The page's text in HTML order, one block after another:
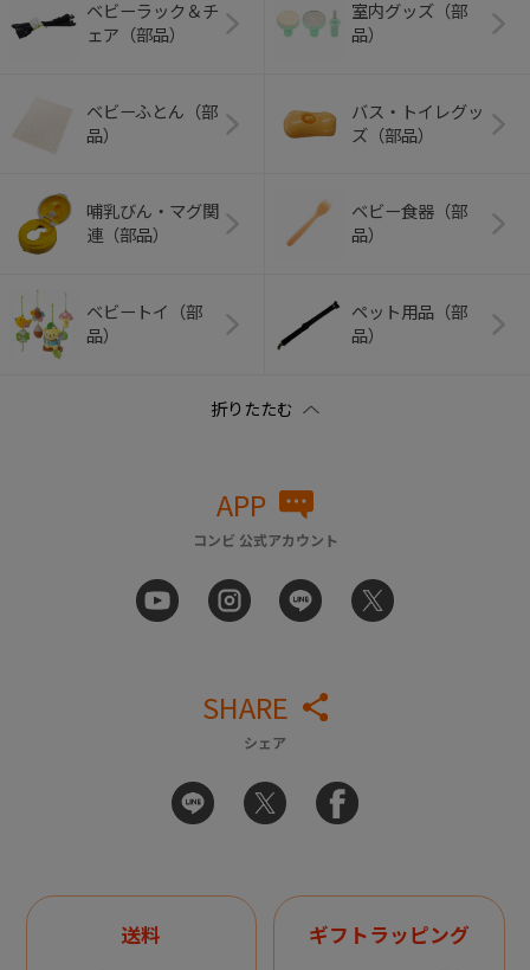
ベビーラック＆チ
ェア（部品）
室内グッズ（部
品）
ベビーふとん（部
品）
バス・トイレグッ
ズ（部品）
哺乳びん・マグ関
連（部品）
ベビー食器（部
品）
ベビートイ（部
品）
ペット用品（部
品）
APP
コンビ 公式アカウント
SHARE
シェア
送料 ギフトラッピング